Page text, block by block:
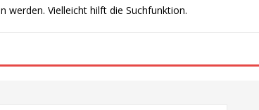
werden. Vielleicht hilft die Suchfunktion.